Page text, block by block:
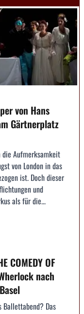
von Hans
Gärtnerplatz
die Aufmerksamkeit
von London in das
ist. Doch dieser
und
als für die...
COMEDY OF
nach
Ballettabend? Das